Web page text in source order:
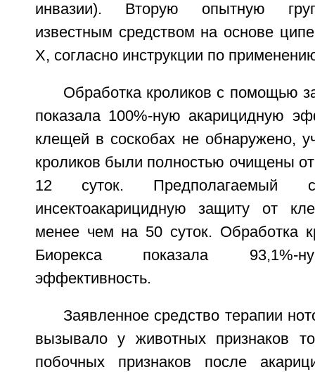
инвазии). Вторую опытную
известным средством на основе
Х, согласно инструкции по
Обработка кроликов с помощью
показала 100%-ную акарицидную
клещей в соскобах не обнаружено,
кроликов были полностью очищены
12 суток. Предполагаемый
инсектоакарицидную защиту от
менее чем на 50 суток. Обработка
Биорекса показала 93,1%-
эффективность.
Заявленное средство терапии
вызывало у животных признаков
побочных признаков после